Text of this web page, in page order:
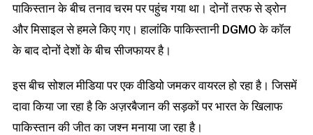
पाकिस्तान के बीच तनाव चरम पर पहुंच गया था। दोनों तरफ से ड्रोन
और मिसाइल से हमले किए गए। हालांकि पाकिस्तानी DGMO के कॉल
के बाद दोनों देशों के बीच सीजफायर है।
इस बीच सोशल मीडिया पर एक वीडियो जमकर वायरल हो रहा है। जिसमें
दावा किया जा रहा है कि अज़रबैजान की सड़कों पर भारत के खिलाफ
पाकिस्तान की जीत का जश्न मनाया जा रहा है।